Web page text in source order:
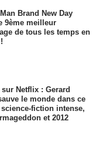
Brand New Day
9ème meilleur
de tous les temps en
Netflix : Gerard
le monde dans ce
fiction intense,
et 2012